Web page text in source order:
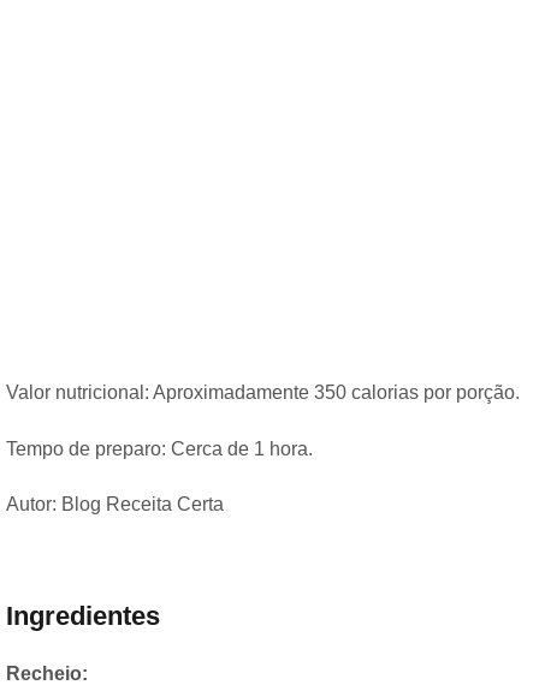
Valor nutricional: Aproximadamente 350 calorias por porção.
Tempo de preparo: Cerca de 1 hora.
Autor: Blog Receita Certa
Ingredientes
Recheio: